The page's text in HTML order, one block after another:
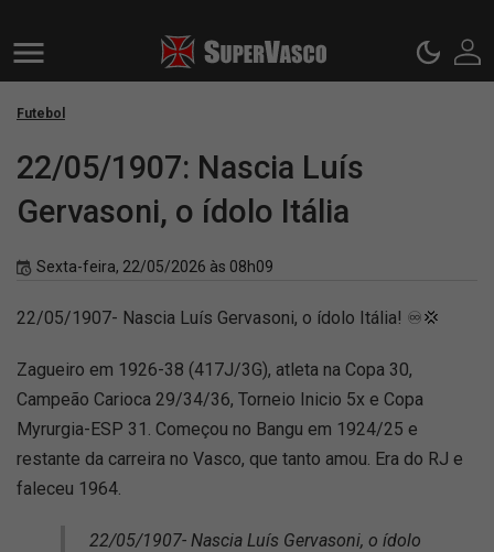
Futebol
22/05/1907: Nascia Luís
Gervasoni, o ídolo Itália
Sexta-feira, 22/05/2026 às 08h09
22/05/1907- Nascia Luís Gervasoni, o ídolo Itália! ♾💢
Zagueiro em 1926-38 (417J/3G), atleta na Copa 30,
Campeão Carioca 29/34/36, Torneio Inicio 5x e Copa
Myrurgia-ESP 31. Começou no Bangu em 1924/25 e
restante da carreira no Vasco, que tanto amou. Era do RJ e
faleceu 1964.
22/05/1907- Nascia Luís Gervasoni, o ídolo